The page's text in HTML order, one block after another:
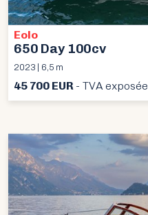
Eolo
650 Day 100cv
2023 | 6,5 m
45 700 EUR- TVA exposée